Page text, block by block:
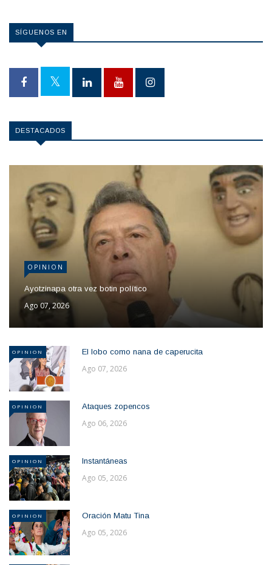
SÍGUENOS EN
DESTACADOS
OPINION
Ayotzinapa otra vez botin político
Ago 07, 2026
OPINION El lobo como nana de caperucita
Ago 07, 2026
OPINION Ataques zopencos
Ago 06, 2026
OPINION Instantáneas
Ago 05, 2026
OPINION Oración Matu Tina
Ago 05, 2026